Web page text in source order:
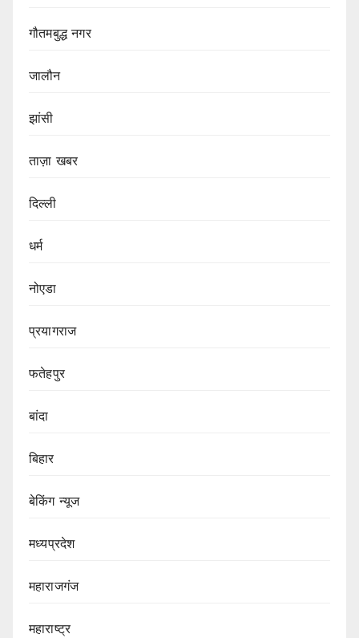
गौतमबुद्ध नगर
जालौन
झांसी
ताज़ा खबर
दिल्ली
धर्म
नोएडा
प्रयागराज
फतेहपुर
बांदा
बिहार
बेकिंग न्यूज
मध्यप्रदेश
महाराजगंज
महाराष्ट्र